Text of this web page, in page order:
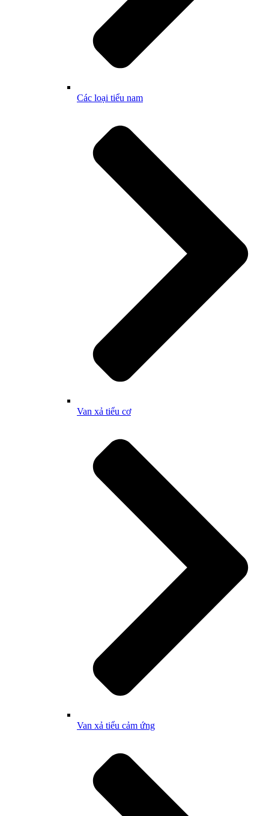
Các loại tiểu nam
Van xả tiểu cơ
Van xả tiểu cảm ứng